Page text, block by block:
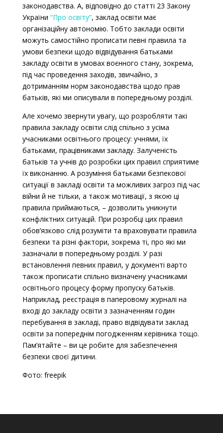
законодавства. А, відповідно до статті 23 Закону
України “Про освіту”, заклад освіти має
організаційну автономію. Тобто заклади освіти
можуть самостійно прописати певні правила та
умови безпеки щодо відвідування батьками
закладу освіти в умовах воєнного стану, зокрема,
під час проведення заходів, звичайно, з
дотриманням норм законодавства щодо прав
батьків, які ми описували в попередньому розділі.
Але хочемо звернути увагу, що розробляти такі
правила закладу освіти слід спільно з усіма
учасниками освітнього процесу: учнями, їх
батьками, працівниками закладу. Залученість
батьків та учнів до розробки цих правил сприятиме
їх виконанню. А розуміння батьками безпекової
ситуації в закладі освіти та можливих загроз під час
війни й не тільки, а також мотивації, з якою ці
правила приймаються, – дозволить уникнути
конфліктних ситуацій. При розробці цих правил
обов’язково слід розуміти та враховувати правила
безпеки та різні фактори, зокрема ті, про які ми
зазначали в попередньому розділі. У разі
встановлення певних правил, у документі варто
також прописати спільно визначену учасниками
освітнього процесу форму пропуску батьків.
Наприклад, реєстрація в паперовому журналі на
вході до закладу освіти з зазначенням годин
перебування в закладі, право відвідувати заклад
освіти за попереднім погодженням керівника тощо.
Пам’ятайте – ви це робите для забезпечення
безпеки своєї дитини.
Фото: freepik